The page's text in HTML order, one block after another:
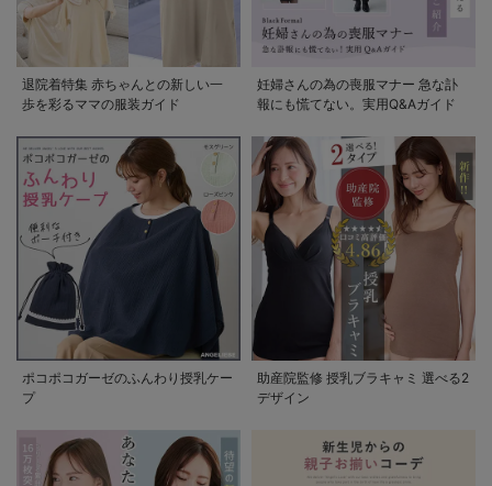
退院着特集 赤ちゃんとの新しい一
歩を彩るママの服装ガイド
妊婦さんの為の喪服マナー 急な訃
報にも慌てない。実用Q&Aガイド
ポコポコガーゼのふんわり授乳ケー
プ
助産院監修 授乳ブラキャミ 選べる2
デザイン